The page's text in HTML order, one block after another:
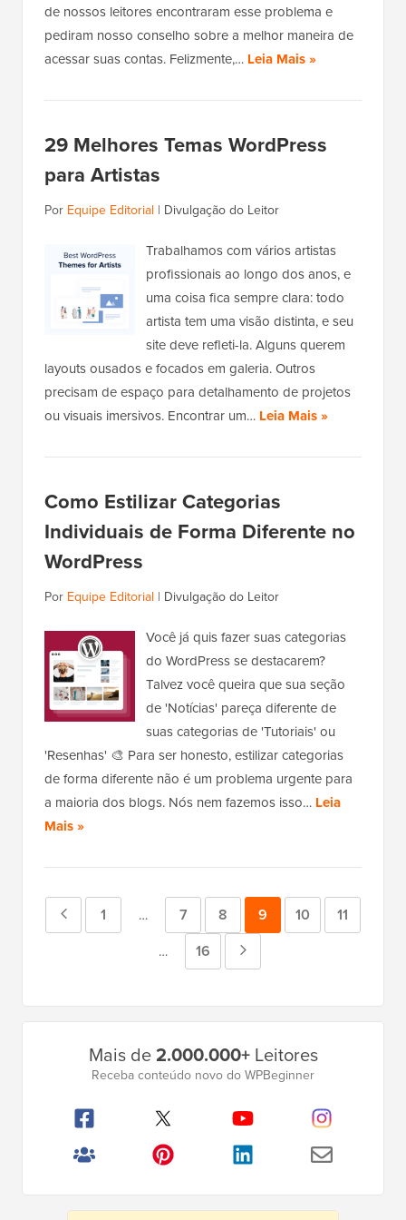
de nossos leitores encontraram esse problema e
pediram nosso conselho sobre a melhor maneira de
acessar suas contas. Felizmente,… Leia Mais »
29 Melhores Temas WordPress
para Artistas
Por Equipe Editorial | Divulgação do Leitor
Trabalhamos com vários artistas
profissionais ao longo dos anos, e
uma coisa fica sempre clara: todo
artista tem uma visão distinta, e seu
site deve refleti-la. Alguns querem
layouts ousados e focados em galeria. Outros
precisam de espaço para detalhamento de projetos
ou visuais imersivos. Encontrar um… Leia Mais »
Como Estilizar Categorias
Individuais de Forma Diferente no
WordPress
Por Equipe Editorial | Divulgação do Leitor
Você já quis fazer suas categorias
do WordPress se destacarem?
Talvez você queira que sua seção
de 'Notícias' pareça diferente de
suas categorias de 'Tutoriais' ou
'Resenhas' 🎨 Para ser honesto, estilizar categorias
de forma diferente não é um problema urgente para
a maioria dos blogs. Nós nem fazemos isso… Leia
Mais »
PáginaPágina
1
Páginas
intermediárias
omitidas
… Página
7 Página
8 Página
9 Página
10 Página
11
Páginas
intermediárias
… Página
16
Mais de2.000.000+Leitores
Receba conteúdo novo do WPBeginner